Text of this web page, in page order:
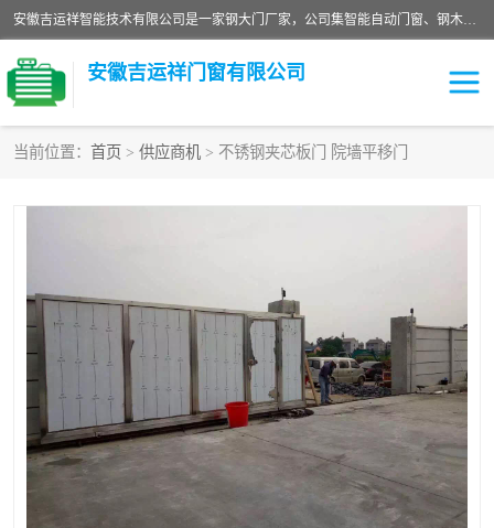
安徽吉运祥智能技术有限公司是一家钢大门厂家，公司集智能自动门窗、钢木门、特种门窗、工业门窗、图集门窗、定制门窗、非标门窗等通道产品的研发设计、制作、安装于一体的综合性、性高新技术企业。
安徽吉运祥门窗有限公司
当前位置： 首页 > 供应商机 > 不锈钢夹芯板门 院墙平移门
工业电动折叠门 钢木门
安全逃生门 工业平移门
工业平开门 监狱门及监狱设备
变压器室配电房门 钢大门厂家